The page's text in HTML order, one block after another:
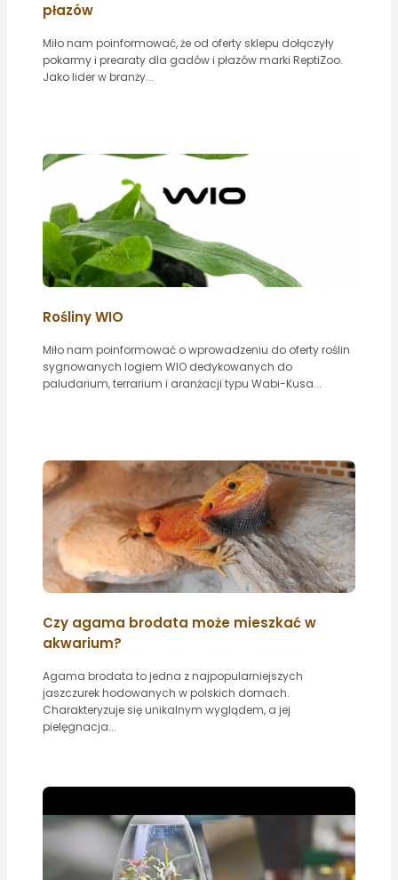
płazów
Miło nam poinformować, że od oferty sklepu dołączyły
pokarmy i prearaty dla gadów i płazów marki ReptiZoo.
Jako lider w branży...
Rośliny WIO
Miło nam poinformować o wprowadzeniu do oferty roślin
sygnowanych logiem WIO dedykowanych do
paludarium, terrarium i aranżacji typu Wabi-Kusa...
Czy agama brodata może mieszkać w
akwarium?
Agama brodata to jedna z najpopularniejszych
jaszczurek hodowanych w polskich domach.
Charakteryzuje się unikalnym wyglądem, a jej
pielęgnacja...